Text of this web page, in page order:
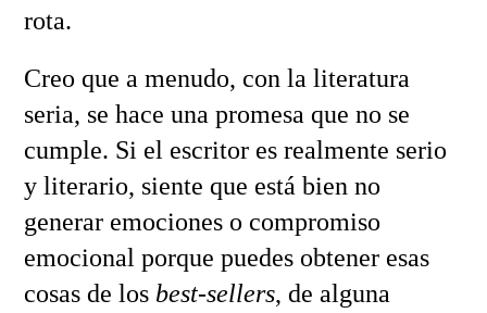
rota.
Creo que a menudo, con la literatura
seria, se hace una promesa que no se
cumple. Si el escritor es realmente serio
y literario, siente que está bien no
generar emociones o compromiso
emocional porque puedes obtener esas
cosas de los best-sellers, de alguna